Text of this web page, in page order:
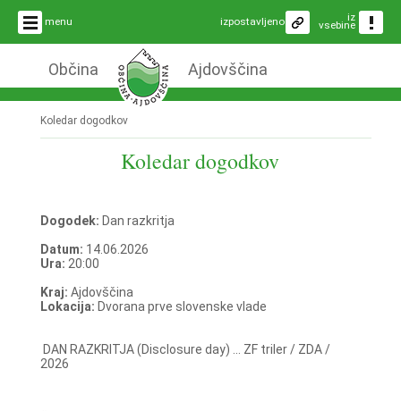
menu iz
vsebine
izpostavljeno
Občina Ajdovščina
Koledar dogodkov
Koledar dogodkov
Dogodek: Dan razkritja
Datum: 14.06.2026
Ura: 20:00
Kraj: Ajdovščina
Lokacija: Dvorana prve slovenske vlade
DAN RAZKRITJA (Disclosure day) ... ZF triler / ZDA /
2026